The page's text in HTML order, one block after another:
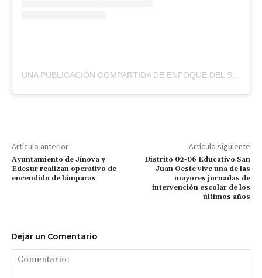
UNA PUBLICACIÓN COMPARTIDA DE ENFOQUE DEL SUR | PERIÓDICO DIGITAL (@ENFOQUEDELSURRD)
Artículo anterior
Ayuntamiento de Jínova y
Edesur realizan operativo de
encendido de lámparas
Artículo siguiente
Distrito 02-06 Educativo San
Juan Oeste vive una de las
mayores jornadas de
intervención escolar de los
últimos años
Dejar un Comentario